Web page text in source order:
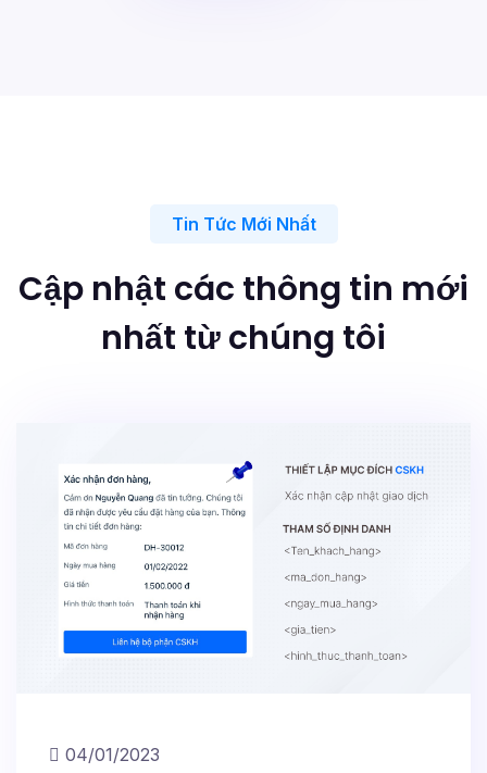
Tin Tức Mới Nhất
Cập nhật các thông tin mới
nhất từ chúng tôi
04/01/2023